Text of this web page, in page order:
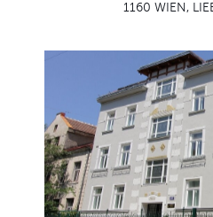
1160 WIEN,